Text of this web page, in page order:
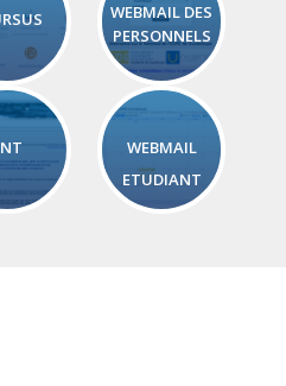
WEBMAIL DES
PERSONNELS
WEBMAIL
ETUDIANT